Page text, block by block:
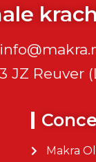
JZ Reuver
Makra